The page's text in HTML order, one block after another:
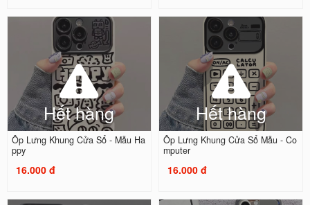
Hết hàng
Ốp Lưng Khung Cửa Sổ - Mẫu Ha
ppy
16.000 đ
Hết hàng
Ốp Lưng Khung Cửa Sổ Mẫu - Co
mputer
16.000 đ